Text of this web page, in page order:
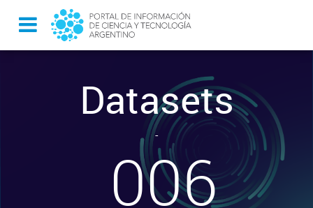
Datasets
-
006